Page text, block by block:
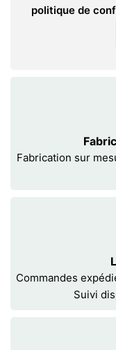
politique de
Fabrication sur
Commandes
Suivi